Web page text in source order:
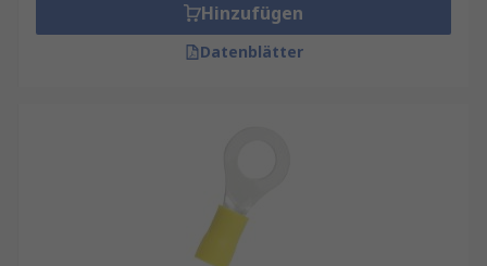
Hinzufügen
Datenblätter